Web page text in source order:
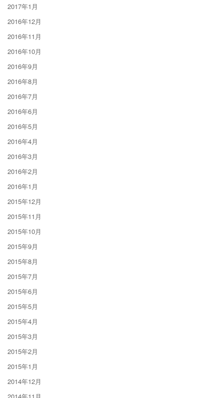
2017年1月
2016年12月
2016年11月
2016年10月
2016年9月
2016年8月
2016年7月
2016年6月
2016年5月
2016年4月
2016年3月
2016年2月
2016年1月
2015年12月
2015年11月
2015年10月
2015年9月
2015年8月
2015年7月
2015年6月
2015年5月
2015年4月
2015年3月
2015年2月
2015年1月
2014年12月
2014年11月